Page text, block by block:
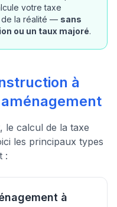
votre taxe
de la réalité — sans
ou un taux majoré.
à
le calcul de la taxe
les principaux types
:
à